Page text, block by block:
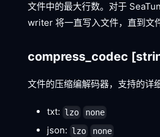
文件中的最大行数。对于
writer 将一直写入文件，直到文
compress_codec
文件的压缩编解码器，支持的详
txt: lzo none
json: lzo none